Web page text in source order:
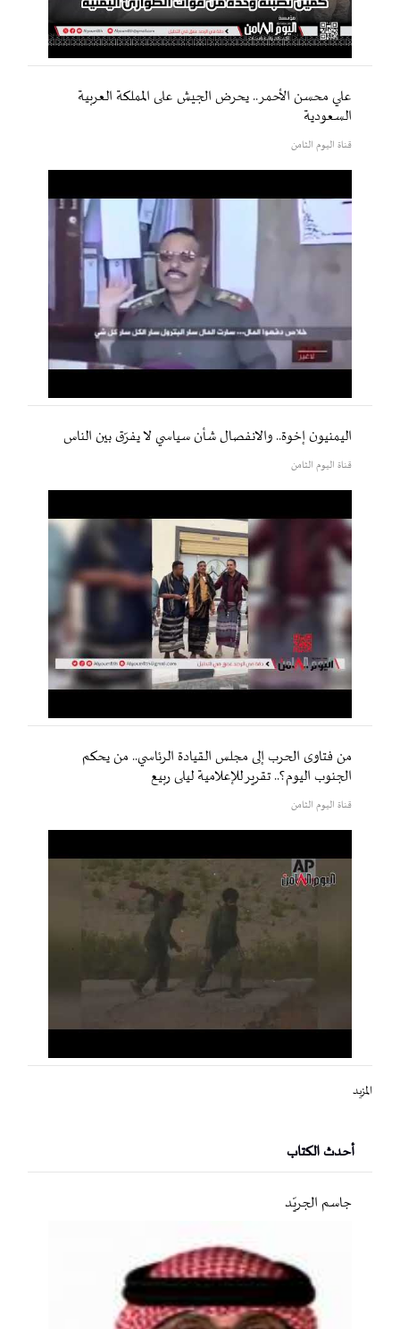
علي محسن الأحمر.. يحرض الجيش على المملكة العربية
السعودية
قناة اليوم الثامن
اليمنيون إخوة.. والانفصال شأن سياسي لا يفرّق بين الناس
قناة اليوم الثامن
من فتاوى الحرب إلى مجلس القيادة الرئاسي.. من يحكم
الجنوب اليوم؟.. تقرير للإعلامية ليلى ربيع
قناة اليوم الثامن
المزيد
أحدث الكتاب
جاسم الجريّد